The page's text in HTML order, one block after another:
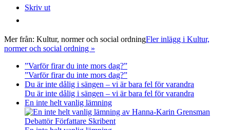
Skriv ut
Mer från: Kultur, normer och social ordningFler inlägg i Kultur,
normer och social ordning »
”Varför firar du inte mors dag?”
”Varför firar du inte mors dag?”
Du är inte dålig i sängen – vi är bara fel för varandra
Du är inte dålig i sängen – vi är bara fel för varandra
En inte helt vanlig lämning